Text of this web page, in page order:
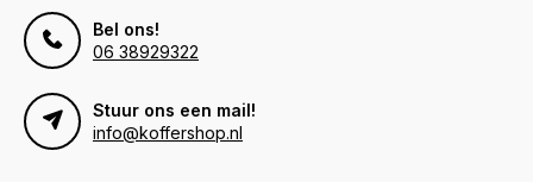
Bel ons!
06 38929322
Stuur ons een mail!
info@koffershop.nl